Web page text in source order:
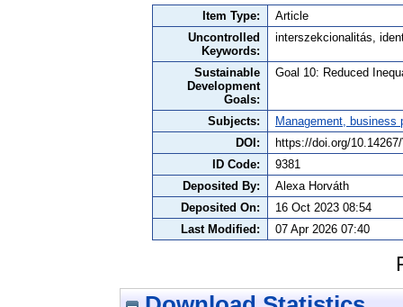
Item Type:
Article
Uncontrolled
Keywords:
interszekcionalitás,
Sustainable
Development
Goals:
Goal 10: Reduced
Subjects:
Management,
DOI:
https://doi.org/
ID Code:
9381
Deposited By:
Alexa Horváth
Deposited On:
16 Oct 2023 08:54
Last Modified:
07 Apr 2026 07:40